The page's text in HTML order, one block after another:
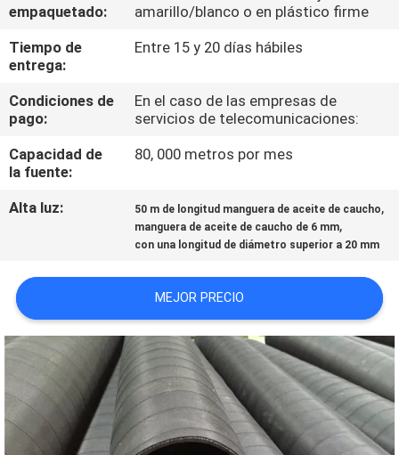
DE
CALIDAD
ÉNTRENOS
EN
CONTACTO
NOTICIAS
PIDA
UNA
CITA
empaquetado:
amarillo/blanco o en plástico firme
Tiempo de
entrega:
Entre 15 y 20 días hábiles
Condiciones de
pago:
En el caso de las empresas de
servicios de telecomunicaciones:
Capacidad de
la fuente:
80, 000 metros por mes
Alta luz: 50 m de longitud manguera de aceite de caucho,
manguera de aceite de caucho de 6 mm,
con una longitud de diámetro superior a 20 mm
MEJOR PRECIO